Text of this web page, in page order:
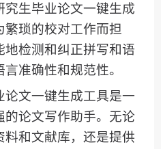
生毕业论文一键生成
繁琐的校对工作而担
检测和纠正拼写和语
准确性和规范性。
文一键生成工具是一
论文写作助手。无论
和文献库，还是提供